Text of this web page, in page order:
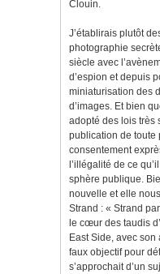
Clouin.
J’établirais plutôt
photographie
siècle avec
d’espion et depuis
miniaturisation des
d’images. Et bien
adopté des lois très
publication de toute
consentement
l’illégalité de ce
sphère publique.
nouvelle et elle
Strand : « Strand
le cœur des taudis
East Side, avec
faux objectif pour
s’approchait d’un